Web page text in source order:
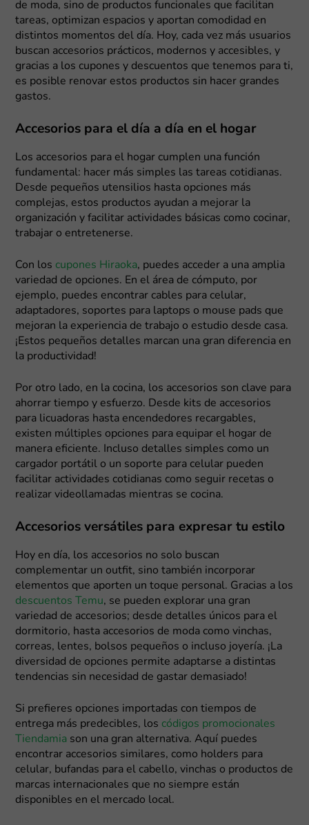
de moda, sino de productos funcionales que facilitan
tareas, optimizan espacios y aportan comodidad en
distintos momentos del día. Hoy, cada vez más usuarios
buscan accesorios prácticos, modernos y accesibles, y
gracias a los cupones y descuentos que tenemos para ti,
es posible renovar estos productos sin hacer grandes
gastos.
Accesorios para el día a día en el hogar
Los accesorios para el hogar cumplen una función
fundamental: hacer más simples las tareas cotidianas.
Desde pequeños utensilios hasta opciones más
complejas, estos productos ayudan a mejorar la
organización y facilitar actividades básicas como cocinar,
trabajar o entretenerse.
Con los cupones Hiraoka, puedes acceder a una amplia
variedad de opciones. En el área de cómputo, por
ejemplo, puedes encontrar cables para celular,
adaptadores, soportes para laptops o mouse pads que
mejoran la experiencia de trabajo o estudio desde casa.
¡Estos pequeños detalles marcan una gran diferencia en
la productividad!
Por otro lado, en la cocina, los accesorios son clave para
ahorrar tiempo y esfuerzo. Desde kits de accesorios
para licuadoras hasta encendedores recargables,
existen múltiples opciones para equipar el hogar de
manera eficiente. Incluso detalles simples como un
cargador portátil o un soporte para celular pueden
facilitar actividades cotidianas como seguir recetas o
realizar videollamadas mientras se cocina.
Accesorios versátiles para expresar tu estilo
Hoy en día, los accesorios no solo buscan
complementar un outfit, sino también incorporar
elementos que aporten un toque personal. Gracias a los
descuentos Temu, se pueden explorar una gran
variedad de accesorios; desde detalles únicos para el
dormitorio, hasta accesorios de moda como vinchas,
correas, lentes, bolsos pequeños o incluso joyería. ¡La
diversidad de opciones permite adaptarse a distintas
tendencias sin necesidad de gastar demasiado!
Si prefieres opciones importadas con tiempos de
entrega más predecibles, los códigos promocionales
Tiendamia son una gran alternativa. Aquí puedes
encontrar accesorios similares, como holders para
celular, bufandas para el cabello, vinchas o productos de
marcas internacionales que no siempre están
disponibles en el mercado local.